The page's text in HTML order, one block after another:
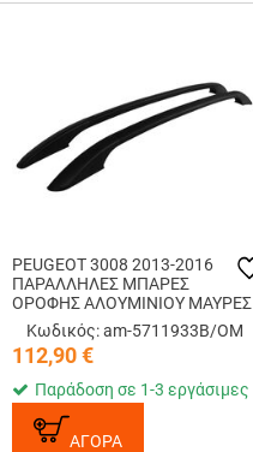
PEUGEOT 3008 2013-2016
ΠΑΡΑΛΛΗΛΕΣ ΜΠΑΡΕΣ
ΟΡΟΦΗΣ ΑΛΟΥΜΙΝΙΟΥ ΜΑΥΡΕΣ
SOLID OMTEC - 2 TEM.
Κωδικός: am-5711933B/OM
112,90€
Παράδοση σε 1-3 εργάσιμες
ΑΓΟΡΑ